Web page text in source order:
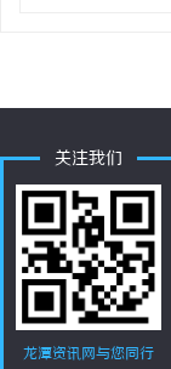
关注我们
龙潭资讯网与您同行